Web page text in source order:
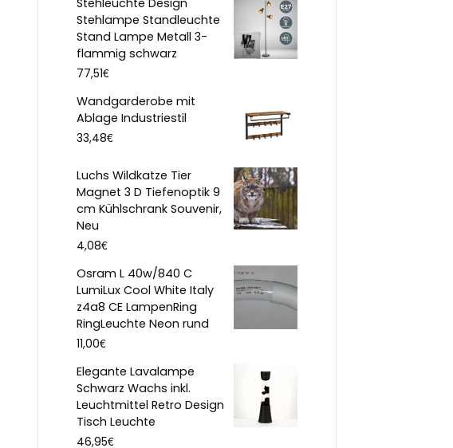
Stehlampe Standleuchte
Stand Lampe Metall 3-
flammig schwarz
77,51€
Wandgarderobe mit
Ablage Industriestil
33,48€
Luchs Wildkatze Tier
Magnet 3 D Tiefenoptik 9
cm Kühlschrank Souvenir,
Neu
4,08€
Osram L 40w/840 C
LumiLux Cool White Italy
z4a8 CE LampenRing
RingLeuchte Neon rund
11,00€
Elegante Lavalampe
Schwarz Wachs inkl.
Leuchtmittel Retro Design
Tisch Leuchte
46,95€